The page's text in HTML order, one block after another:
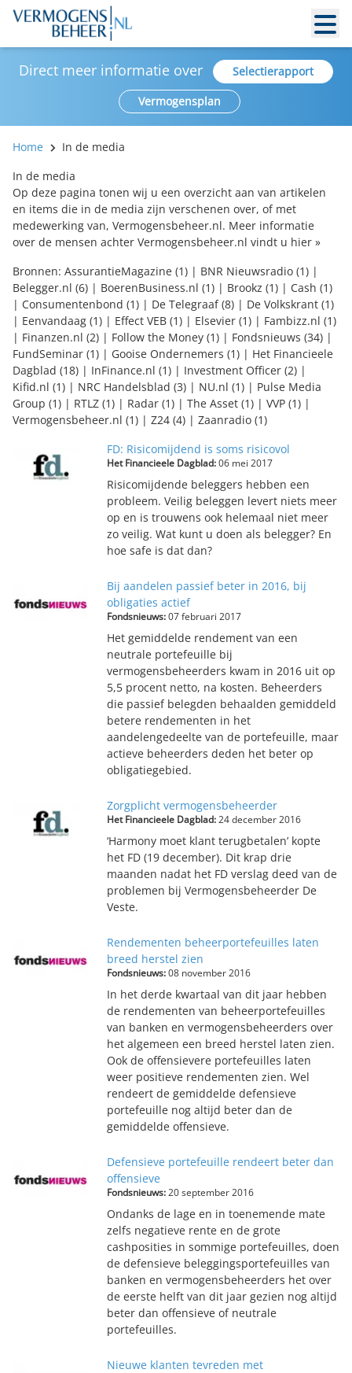
Direct meer informatie over
Selectierapport
Vermogensplan
Home
In de media
In de media
Op deze pagina tonen wij u een overzicht aan van artikelen
en items die in de media zijn verschenen over, of met
medewerking van, Vermogensbeheer.nl. Meer informatie
over de mensen achter Vermogensbeheer.nl vindt u hier »
Bronnen: AssurantieMagazine (1) | BNR Nieuwsradio (1) |
Belegger.nl (6) | BoerenBusiness.nl (1) | Brookz (1) | Cash (1)
| Consumentenbond (1) | De Telegraaf (8) | De Volkskrant (1)
| Eenvandaag (1) | Effect VEB (1) | Elsevier (1) | Fambizz.nl (1)
| Finanzen.nl (2) | Follow the Money (1) | Fondsnieuws (34) |
FundSeminar (1) | Gooise Ondernemers (1) | Het Financieele
Dagblad (18) | InFinance.nl (1) | Investment Officer (2) |
Kifid.nl (1) | NRC Handelsblad (3) | NU.nl (1) | Pulse Media
Group (1) | RTLZ (1) | Radar (1) | The Asset (1) | VVP (1) |
Vermogensbeheer.nl (1) | Z24 (4) | Zaanradio (1)
FD: Risicomijdend is soms risicovol
Het Financieele Dagblad:06 mei 2017
Risicomijdende beleggers hebben een
probleem. Veilig beleggen levert niets meer
op en is trouwens ook helemaal niet meer
zo veilig. Wat kunt u doen als belegger? En
hoe safe is dat dan?
Bij aandelen passief beter in 2016, bij
obligaties actief
Fondsnieuws:07 februari 2017
Het gemiddelde rendement van een
neutrale portefeuille bij
vermogensbeheerders kwam in 2016 uit op
5,5 procent netto, na kosten. Beheerders
die passief belegden behaalden gemiddeld
betere rendementen in het
aandelengedeelte van de portefeuille, maar
actieve beheerders deden het beter op
obligatiegebied.
Zorgplicht vermogensbeheerder
Het Financieele Dagblad:24 december 2016
‘Harmony moet klant terugbetalen’ kopte
het FD (19 december). Dit krap drie
maanden nadat het FD verslag deed van de
problemen bij Vermogensbeheerder De
Veste.
Rendementen beheerportefeuilles laten
breed herstel zien
Fondsnieuws:08 november 2016
In het derde kwartaal van dit jaar hebben
de rendementen van beheerportefeuilles
van banken en vermogensbeheerders over
het algemeen een breed herstel laten zien.
Ook de offensievere portefeuilles laten
weer positieve rendementen zien. Wel
rendeert de gemiddelde defensieve
portefeuille nog altijd beter dan de
gemiddelde offensieve.
Defensieve portefeuille rendeert beter dan
offensieve
Fondsnieuws:20 september 2016
Ondanks de lage en in toenemende mate
zelfs negatieve rente en de grote
cashposities in sommige portefeuilles, doen
de defensieve beleggingsportefeuilles van
banken en vermogensbeheerders het over
de eerste helft van dit jaar gezien nog altijd
beter dan offensieve of neutrale
portefeuilles.
Nieuwe klanten tevreden met